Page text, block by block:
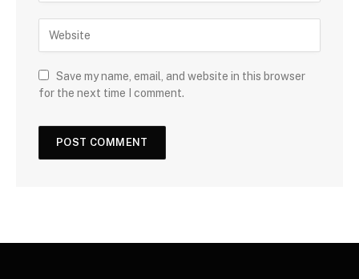
Save my name, email, and website in this browser
for the next time I comment.